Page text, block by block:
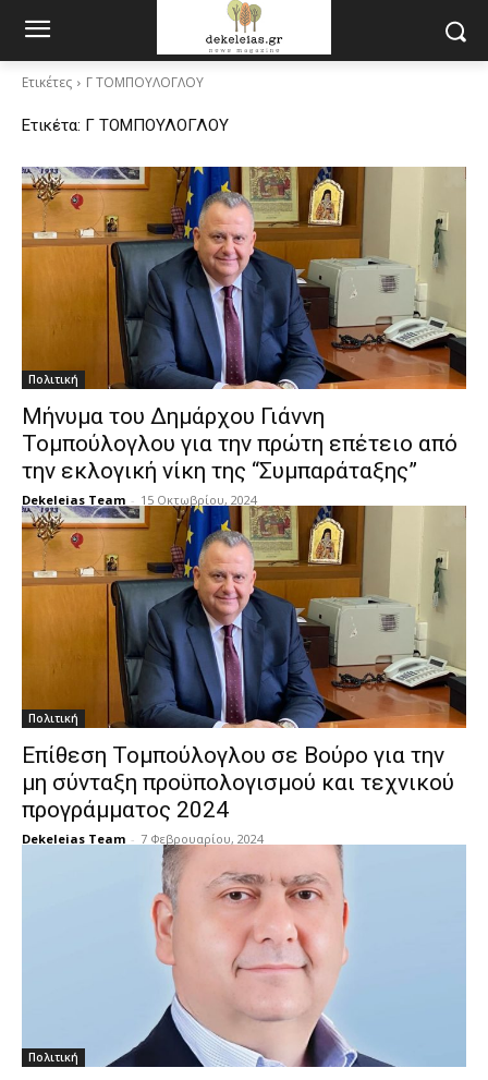
Ετικέτες Γ ΤΟΜΠΟΥΛΟΓΛΟΥ
Ετικέτα: Γ ΤΟΜΠΟΥΛΟΓΛΟΥ
Πολιτική
Μήνυμα του Δημάρχου Γιάννη
Τομπούλογλου για την πρώτη επέτειο από
την εκλογική νίκη της “Συμπαράταξης”
Dekeleias Team - 15 Οκτωβρίου, 2024
Πολιτική
Επίθεση Τομπούλογλου σε Βούρο για την
μη σύνταξη προϋπολογισμού και τεχνικού
προγράμματος 2024
Dekeleias Team - 7 Φεβρουαρίου, 2024
Πολιτική